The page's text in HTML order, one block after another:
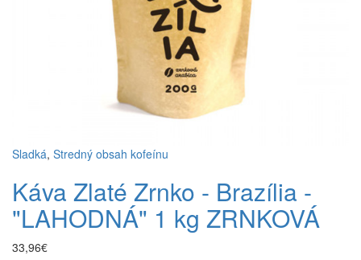
Sladká, Stredný obsah kofeínu
Káva Zlaté Zrnko - Brazília -
"LAHODNÁ" 1 kg ZRNKOVÁ
33,96€